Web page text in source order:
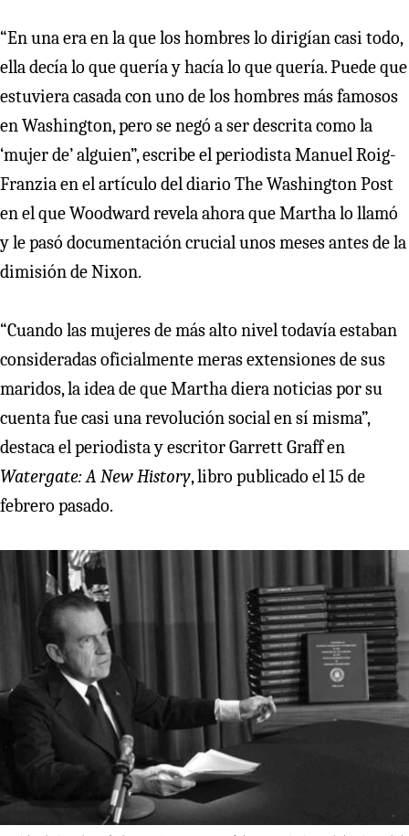
“En una era en la que los hombres lo dirigían casi todo,
ella decía lo que quería y hacía lo que quería. Puede que
estuviera casada con uno de los hombres más famosos
en Washington, pero se negó a ser descrita como la
‘mujer de’ alguien”, escribe el periodista Manuel Roig-
Franzia en el artículo del diario The Washington Post
en el que Woodward revela ahora que Martha lo llamó
y le pasó documentación crucial unos meses antes de la
dimisión de Nixon.
“Cuando las mujeres de más alto nivel todavía estaban
consideradas oficialmente meras extensiones de sus
maridos, la idea de que Martha diera noticias por su
cuenta fue casi una revolución social en sí misma”,
destaca el periodista y escritor Garrett Graff en
Watergate: A New History, libro publicado el 15 de
febrero pasado.